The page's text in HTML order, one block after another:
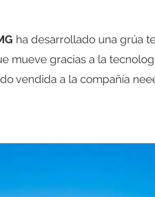
ha desarrollado una grúa
mueve gracias a la
vendida a la compañía